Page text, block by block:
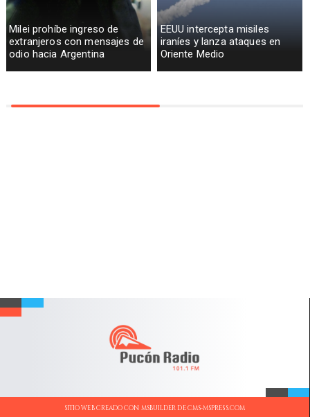
Milei prohíbe ingreso de
extranjeros con mensajes de
odio hacia Argentina
EEUU intercepta misiles
iraníes y lanza ataques en
Oriente Medio
SITIO WEB CREADO CON MSBUILDER DE CMS-MSPRESS.COM